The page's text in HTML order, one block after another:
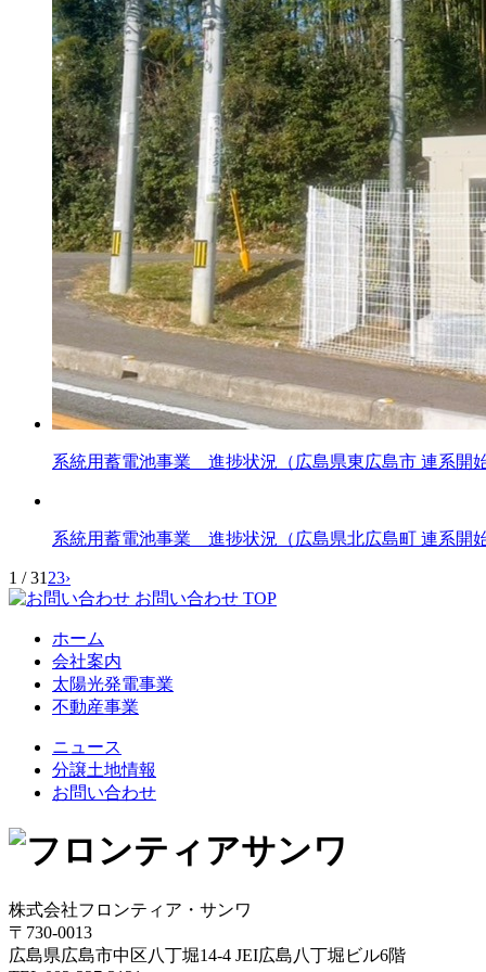
系統用蓄電池事業 進捗状況（広島県東広島市 連系開
系統用蓄電池事業 進捗状況（広島県北広島町 連系開
1 / 31 23›
お問い合わせ TOP
ホーム
会社案内
太陽光発電事業
不動産事業
ニュース
分譲土地情報
お問い合わせ
株式会社フロンティア・サンワ
〒730-0013
広島県広島市中区八丁堀14-4 JEI広島八丁堀ビル6階